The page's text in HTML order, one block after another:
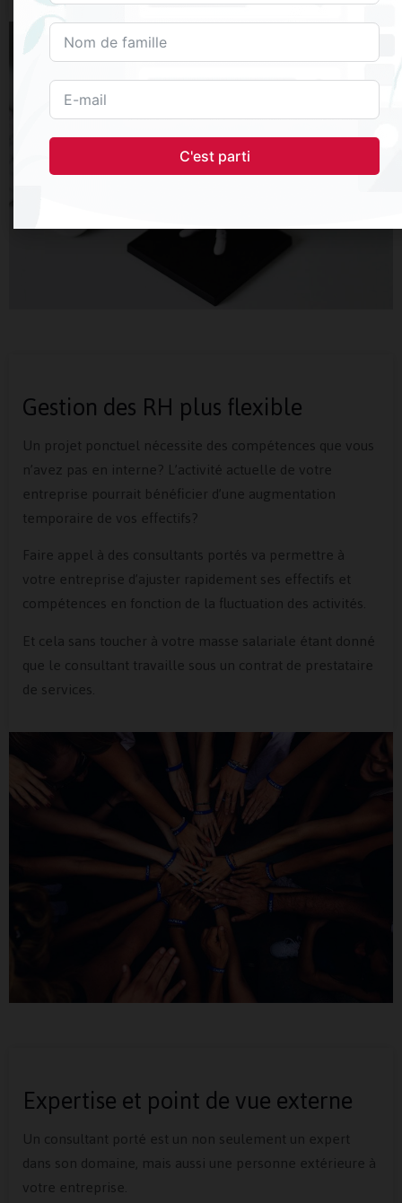
Gestion des RH plus flexible
Un projet ponctuel nécessite des compétences que vous
n’avez pas en interne? L’activité actuelle de votre
entreprise pourrait bénéficier d’une augmentation
temporaire de vos effectifs?
Faire appel à des consultants portés va permettre à
votre entreprise d’ajuster rapidement ses effectifs et
compétences en fonction de la fluctuation des activités.
Et cela sans toucher à votre masse salariale étant donné
que le consultant travaille sous un contrat de prestataire
de services.
Expertise et point de vue externe
Un consultant porté est un non seulement un expert
dans son domaine, mais aussi une personne extérieure à
votre entreprise.
C'est parti